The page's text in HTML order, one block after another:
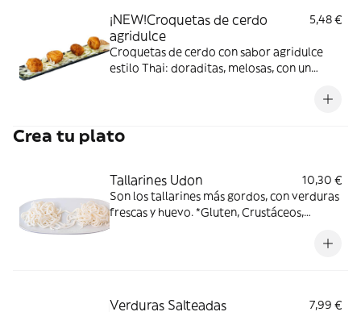
¡NEW!Croquetas de cerdo
agridulce
5,48 €
Croquetas de cerdo con sabor agridulce
estilo Thai: doraditas, melosas, con un
Crea tu plato
Tallarines Udon
10,30 €
Son los tallarines más gordos, con verduras
frescas y huevo. *Gluten, Crustáceos,
Verduras Salteadas
7,99 €